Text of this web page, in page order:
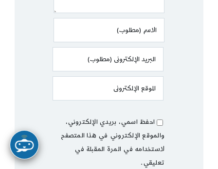
احفظ اسمي، بريدي الإلكتروني،
والموقع الإلكتروني في هذا المتصفح
لاستخدامه في المرة المقبلة في
تعليقي.